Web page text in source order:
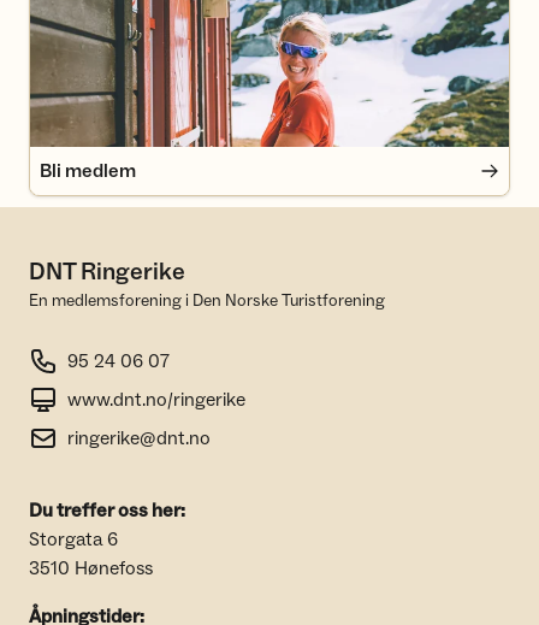
Bli medlem
DNT Ringerike
En medlemsforening i Den Norske Turistforening
95 24 06 07
www.dnt.no/ringerike
ringerike@dnt.no
Du treffer oss her:
Storgata 6
3510 Hønefoss
Åpningstider: